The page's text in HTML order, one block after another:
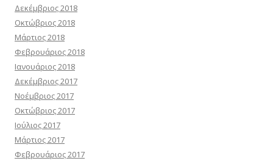
Δεκέμβριος 2018
Οκτώβριος 2018
Μάρτιος 2018
Φεβρουάριος 2018
Ιανουάριος 2018
Δεκέμβριος 2017
Νοέμβριος 2017
Οκτώβριος 2017
Ιούλιος 2017
Μάρτιος 2017
Φεβρουάριος 2017